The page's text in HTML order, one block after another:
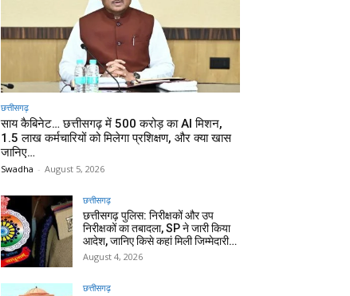
छत्तीसगढ़
साय कैबिनेट… छत्तीसगढ़ में 500 करोड़ का AI मिशन,
1.5 लाख कर्मचारियों को मिलेगा प्रशिक्षण, और क्या खास
जानिए…
Swadha - August 5, 2026
छत्तीसगढ़
छत्तीसगढ़ पुलिस: निरीक्षकों और उप
निरीक्षकों का तबादला, SP ने जारी किया
आदेश, जानिए किसे कहां मिली जिम्मेदारी…
August 4, 2026
छत्तीसगढ़